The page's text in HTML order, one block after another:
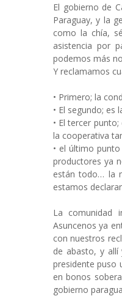
El gobierno de
Paraguay, y la
como la chía,
asistencia por
podemos más
Y reclamamos
• Primero; la
• El segundo; es
• El tercer
la cooperativa
• el último punto
productores ya
están todo… la
estamos
La comunidad
Asuncenos ya
con nuestros
de abasto, y
presidente puso
en bonos
gobierno